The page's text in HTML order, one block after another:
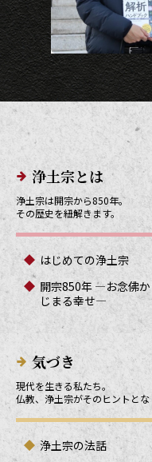
メインメニュ
浄土宗とは
浄土宗は開宗から850年。
その歴史を紐解きます。
はじめての浄土宗
開宗850年 ―お念佛
じまる幸せ―
気づき
現代を生きる私たち。
仏教、浄土宗がそのヒントとな
浄土宗の法話